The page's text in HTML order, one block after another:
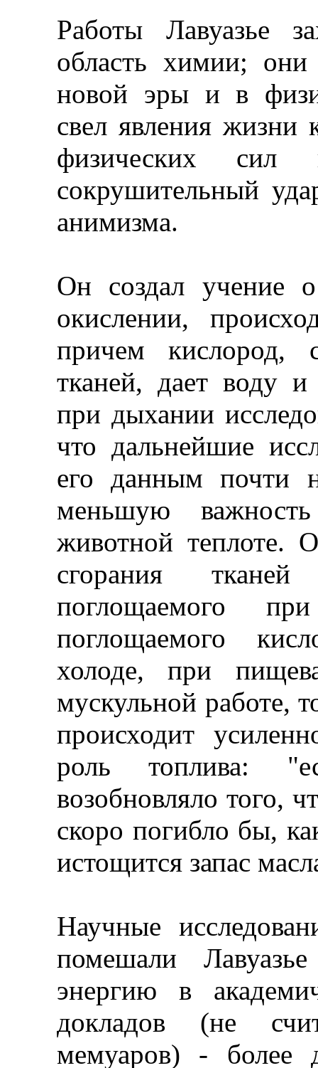
Работы Лавуазье
область химии;
новой эры и в
свел явления жизни
физических
сокрушительный
анимизма.
Он создал учение
окислении,
причем кислород,
тканей, дает воду и
при дыхании
что дальнейшие
его данным почти
меньшую
животной теплоте.
сгорания
поглощаемого
поглощаемого
холоде, при
мускульной работе,
происходит
роль топлива:
возобновляло того,
скоро погибло бы,
истощится запас
Научные
помешали
энергию в
докладов (не
мемуаров) - более